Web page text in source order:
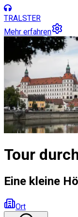
TRALSTER
Mehr erfahren
Tour
Eine kleine
Ort